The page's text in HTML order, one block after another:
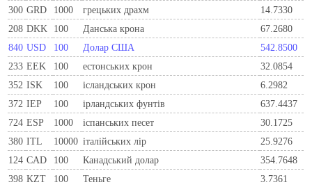
300 GRD 1000 грецьких драхм
14.7330
208 DKK 100 Данська крона
67.2680
840 USD 100 Долар США
542.8500
233 EEK 100 естонських крон
32.0854
352 ISK 100 ісландських крон
6.2982
372 IEP 100 iрландських фунтiв
637.4437
724 ESP 1000 iспанських песет
30.1725
380 ITL 10000 iталiйських лiр
25.9276
124 CAD 100 Канадський долар
354.7648
398 KZT 100 Теньге
3.7361